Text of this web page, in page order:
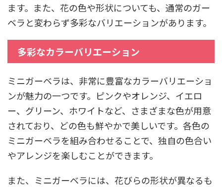
ます。また、花の色や形状についても、通常のガー
ベラと変わらず多彩なバリエーションがあります。
多彩なカラーバリエーション
ミニガーベラは、非常に豊富なカラーバリエーショ
ンが魅力の一つです。ピンクやオレンジ、イエロ
ー、グリーン、ホワイトなど、さまざまな色が用意
されており、どの色も鮮やかで美しいです。各色の
ミニガーベラを組み合わせることで、独自の色合い
やアレンジを楽しむことができます。
また、ミニガーベラには、花びらの形状が異なるも